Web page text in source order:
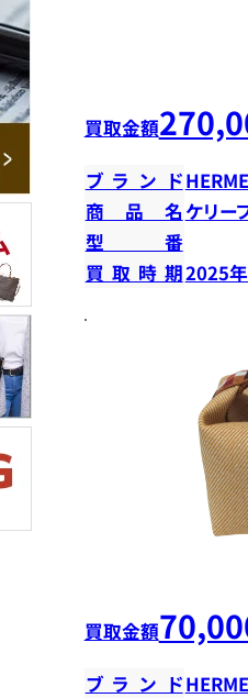
買取金額
ブランド
商品名 ケリー
型番
買取時期2025
買取金額
ブランド